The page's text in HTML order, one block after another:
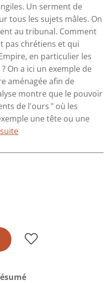
Un serment de
tous les sujets mâles. On
au tribunal. Comment
pas chrétiens et qui
en particulier les
On a ici un exemple de
aménagée afin de
montre que le pouvoir
de l'ours " où les
une tête ou une